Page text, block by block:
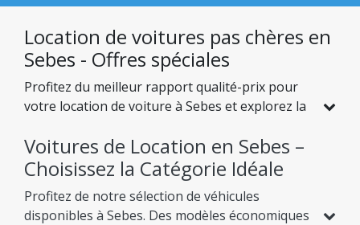
véhicules actifs ici, sur un total de 524 en Roumanie,
parmi 1 entreprises locales.
Location de voitures pas chères en
Sebes - Offres spéciales
Profitez du meilleur rapport qualité-prix pour
votre location de voiture à Sebes et explorez la
sélectionné pour vous des véhicules avec de
réelles réductions, afin que vous puissiez
voyager l'esprit tranquille tout en préservant
votre budget.
Voitures de Location en Sebes –
Choisissez la Catégorie Idéale
Profitez de notre sélection de véhicules
disponibles à Sebes. Des modèles économiques